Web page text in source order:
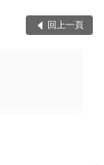
回上一頁